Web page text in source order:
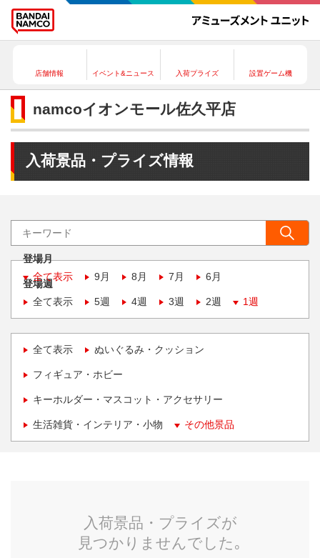
店舗情報 イベント&ニュース 入荷プライズ 設置ゲーム機
namcoイオンモール佐久平店
入荷景品・プライズ情報
登場月
全て表示
9月 8月 7月 6月
登場週
全て表示
5週 4週 3週 2週 1週
全て表示 ぬいぐるみ・クッション
フィギュア・ホビー
キーホルダー・マスコット・アクセサリー
生活雑貨・インテリア・小物 その他景品